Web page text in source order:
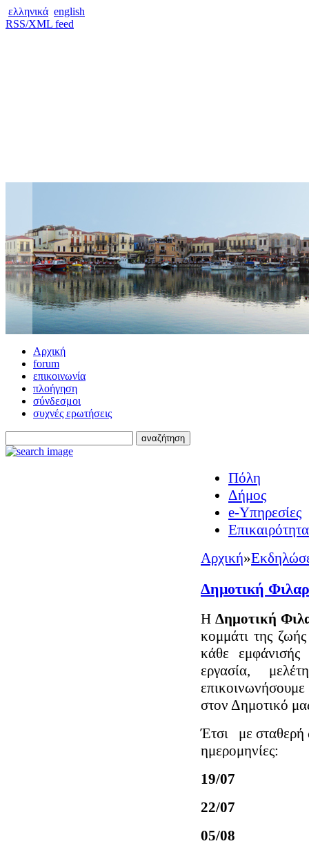
ελληνικά english
RSS/XML feed
Αρχική
forum
επικοινωνία
πλοήγηση
σύνδεσμοι
συχνές ερωτήσεις
Πόλη
Δήμος
e-Υπηρεσίες
Επικαιρότητα
Αρχική»
Δημοτική
Η Δημοτική
κομμάτι της
κάθε
εργασία,
στον Δημοτικό
Έτσι με σταθερή
ημερομηνίες:
19/07
22/07
05/08